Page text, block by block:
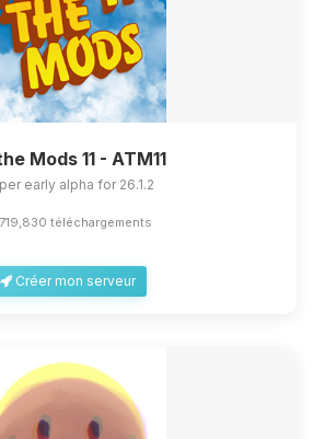
Mods 11 - ATM11
early alpha for 26.1.2
téléchargements
Créer mon serveur